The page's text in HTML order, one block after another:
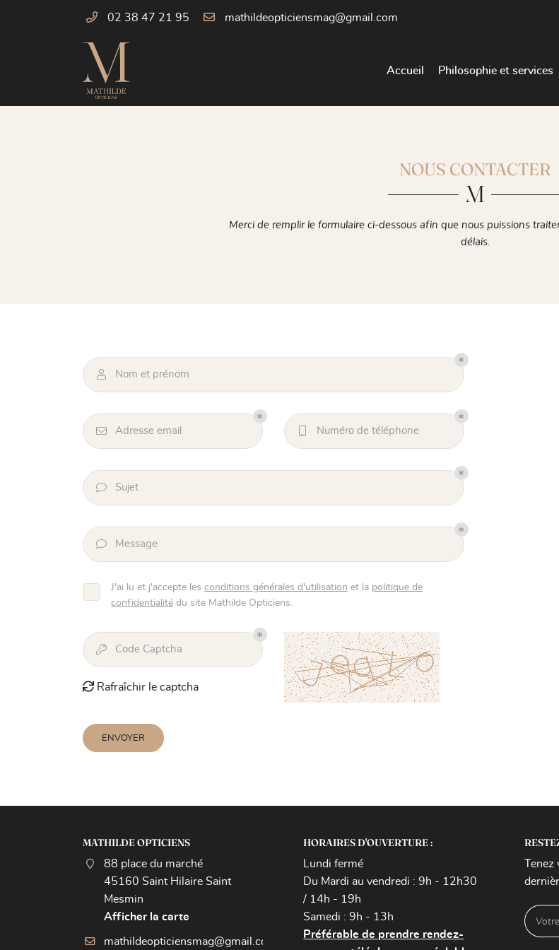
02 38 47 21 95
Accueil Philosophie et services
45160 Saint Hilaire Saint Mesmin
02 38 47 21 95
Rafraîchir le captcha
l'adresse email indiqué ci-dessus. Vous pouvez vous désinscrire à tout moment en
le formulaire de désinscription
NOUS CONTACTER
Merci de remplir le formulaire ci-dessous afin que nous puissions
délais.
 Nom et prénom
 Adresse email Numéro de téléphone
 Sujet
 Message
J'ai lu et j'accepte les conditions générales d'utilisation et la politique de
confidentialité du site Mathilde Opticiens.
 Code Captcha
 Rafraîchir le captcha
ENVOYER
MATHILDE OPTICIENS
88 place du marché
45160 Saint Hilaire Saint
Mesmin
Afficher la carte
HORAIRES D'OUVERTURE :
Lundi fermé
Du Mardi au vendredi : 9h - 12h30
/ 14h - 19h
Samedi : 9h - 13h
Préférable de prendre rendez-